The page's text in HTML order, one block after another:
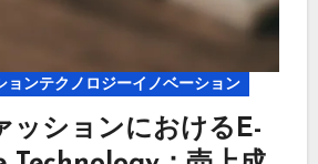
ョンテクノロジーイノベーション
ッションにおけるE-